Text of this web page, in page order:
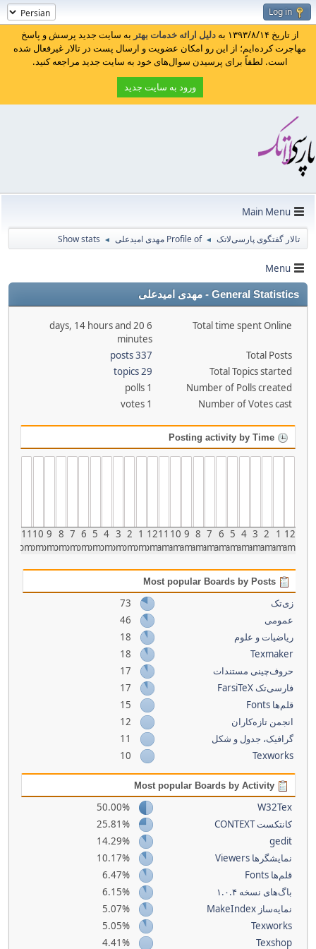
Log in
از تاریخ ۱۳۹۳/۸/۱۴ به دلیل ارائه خدمات بهتر به سایت جدید پرسش و پاسخ
مهاجرت کرده‌ایم؛ از این رو امکان عضویت و ارسال پست در تالار غیرفعال شده
است. لطفاً برای پرسیدن سوال‌های خود به سایت جدید مراجعه کنید.
ورود به سایت جدید
Main Menu
تالار گفتگوی پارسی‌لاتک ◄ Profile of مهدی امیدعلی ◄
Show stats
Menu
General Statistics - مهدی امیدعلی
Total time spent Online
6 days, 14 hours and 20
minutes
Total Posts
337 posts
Total Topics started
29 topics
Number of Polls created
1 polls
Number of Votes cast
1 votes
12
am
1
am
2
am
3
am
4
am
5
am
6
am
7
am
8
am
9
am
10
am
11
am
12
pm
1
pm
2
pm
3
pm
4
pm
5
pm
6
pm
7
pm
8
pm
9
pm
10
pm
11
pm
زی‌تک
73
عمومی
46
ریاضیات و علوم
18
Texmaker
18
حروف‌چینی مستندات
17
فارسی‌تک FarsiTeX
17
قلم‌ها Fonts
15
انجمن تازه‌کاران
12
گرافیک، جدول و شکل
11
Texworks
10
W32Tex
50.00%
کانتکست CONTEXT
25.81%
gedit
14.29%
نمایشگرها Viewers
10.17%
قلم‌ها Fonts
6.47%
باگ‌های نسخه ۱.۰.۴
6.15%
نمایه‌ساز MakeIndex
5.07%
Texworks
5.05%
Texshop
4.41%